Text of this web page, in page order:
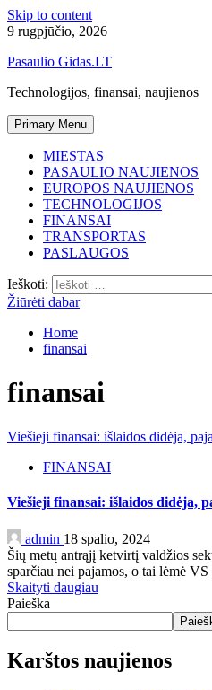
Skip to content
9 rugpjūčio, 2026
Pasaulio Gidas.LT
Technologijos, finansai, naujienos
Primary Menu
MIESTAS
PASAULIO NAUJIENOS
EUROPOS NAUJIENOS
TECHNOLOGIJOS
FINANSAI
TRANSPORTAS
PASLAUGOS
Ieškoti:
Žiūrėti dabar
Home
finansai
finansai
Viešieji finansai: išlaidos didėja,
FINANSAI
Viešieji finansai: išlaidos didėja,
admin 18 spalio, 2024
Šių metų antrąjį ketvirtį valdžios
sparčiau nei pajamos, o tai lėmė
Skaityti daugiau
Paieška
Karštos naujienos